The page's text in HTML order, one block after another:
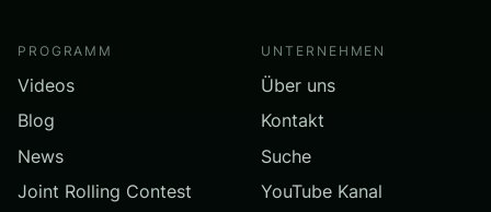
PROGRAMM
Videos
Blog
News
Joint Rolling Contest
UNTERNEHMEN
Über uns
Kontakt
Suche
YouTube Kanal